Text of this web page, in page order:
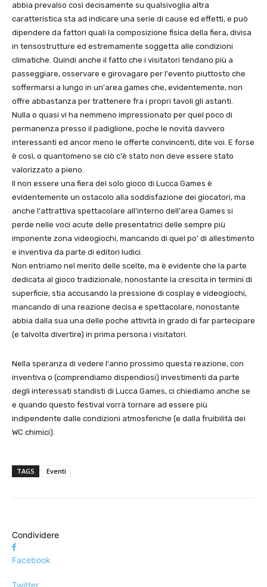
abbia prevalso così decisamente su qualsivoglia altra
caratteristica sta ad indicare una serie di cause ed effetti, e può
dipendere da fattori quali la composizione fisica della fiera, divisa
in tensostrutture ed estremamente soggetta alle condizioni
climatiche. Quindi anche il fatto che i visitatori tendano più a
passeggiare, osservare e girovagare per l'evento piuttosto che
soffermarsi a lungo in un'area games che, evidentemente, non
offre abbastanza per trattenere fra i propri tavoli gli astanti.
Nulla o quasi vi ha nemmeno impressionato per quel poco di
permanenza presso il padiglione, poche le novità davvero
interessanti ed ancor meno le offerte convincenti, dite voi. E forse
è così, o quantomeno se ciò c'è stato non deve essere stato
valorizzato a pieno.
Il non essere una fiera del solo gioco di Lucca Games è
evidentemente un ostacolo alla soddisfazione dei giocatori, ma
anche l'attrattiva spettacolare all'interno dell'area Games si
perde nelle voci acute delle presentatrici delle sempre più
imponente zona videogiochi, mancando di quel po' di allestimento
e inventiva da parte di editori ludici.
Non entriamo nel merito delle scelte, ma è evidente che la parte
dedicata al gioco tradizionale, nonostante la crescita in termini di
superficie, stia accusando la pressione di cosplay e videogiochi,
mancando di una reazione decisa e spettacolare, nonostante
abbia dalla sua una delle poche attività in grado di far partecipare
(e talvolta divertire) in prima persona i visitatori.
Nella speranza di vedere l'anno prossimo questa reazione, con
inventiva o (comprendiamo dispendiosi) investimenti da parte
degli interessati standisti di Lucca Games, ci chiediamo anche se
e quando questo festival vorrà tornare ad essere più
indipendente dalle condizioni atmosferiche (e dalla fruibilità dei
WC chimici).
TAGS Eventi
Condividere
Facebook
Twitter